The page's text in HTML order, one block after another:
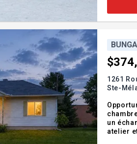
1261
Ste-
un
atelier